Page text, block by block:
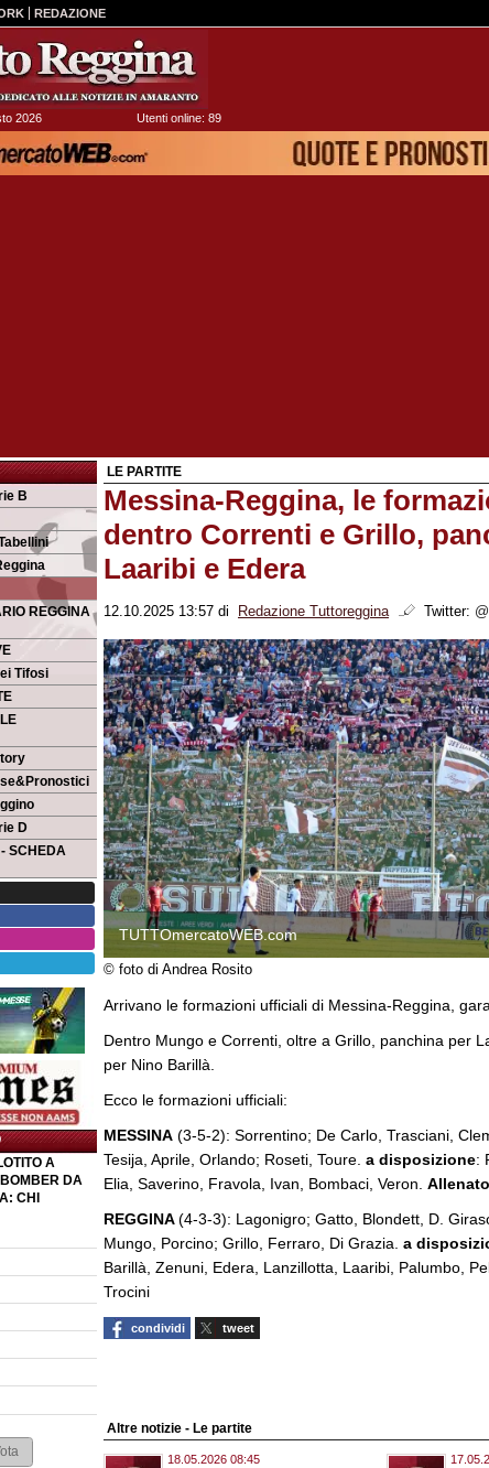
REDAZIONE
2026 Utenti online: 89
B
REGGINA
Tifosi
D
SCHEDA
A
DA
CHI
LE PARTITE
Messina-Reggina, le
dentro Correnti e Grillo,
Laaribi e Edera
12.10.2025 13:57 di Redazione Tuttoreggina Twitter:
TUTTOmercatoWEB.com
© foto di Andrea Rosito
Arrivano le formazioni ufficiali di Messina-Reggina,
Dentro Mungo e Correnti, oltre a Grillo, panchina per
per Nino Barillà.
Ecco le formazioni ufficiali:
MESSINA (3-5-2): Sorrentino; De Carlo, Trasciani,
Tesija, Aprile, Orlando; Roseti, Toure. a disposizione:
Elia, Saverino, Fravola, Ivan, Bombaci, Veron.
REGGINA(4-3-3): Lagonigro; Gatto, Blondett, D.
Mungo, Porcino; Grillo, Ferraro, Di Grazia. a
Barillà, Zenuni, Edera, Lanzillotta, Laaribi, Palumbo,
Trocini
condividi tweet
Altre notizie - Le partite
18.05.2026 08:45